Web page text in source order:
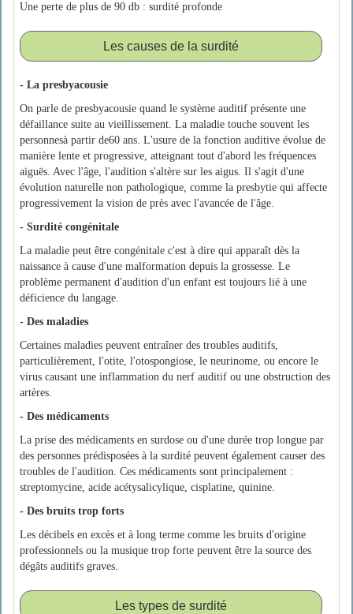
Une perte de plus de 90 db : surdité profonde
Les causes de la surdité
- La presbyacousie
On parle de presbyacousie quand le système auditif présente une
défaillance suite au vieillissement. La maladie touche souvent les
personnesà partir de60 ans. L'usure de la fonction auditive évolue de
manière lente et progressive, atteignant tout d'abord les fréquences
aiguës. Avec l'âge, l'audition s'altère sur les aigus. Il s'agit d'une
évolution naturelle non pathologique, comme la presbytie qui affecte
progressivement la vision de près avec l'avancée de l'âge.
- Surdité congénitale
La maladie peut être congénitale c'est à dire qui apparaît dès la
naissance à cause d'une malformation depuis la grossesse. Le
problème permanent d'audition d'un enfant est toujours lié à une
déficience du langage.
- Des maladies
Certaines maladies peuvent entraîner des troubles auditifs,
particulièrement, l'otite, l'otospongiose, le neurinome, ou encore le
virus causant une inflammation du nerf auditif ou une obstruction des
artères.
- Des médicaments
La prise des médicaments en surdose ou d'une durée trop longue par
des personnes prédisposées à la surdité peuvent également causer des
troubles de l'audition. Ces médicaments sont principalement :
streptomycine, acide acétysalicylique, cisplatine, quinine.
- Des bruits trop forts
Les décibels en excès et à long terme comme les bruits d'origine
professionnels ou la musique trop forte peuvent être la source des
dégâts auditifs graves.
Les types de surdité